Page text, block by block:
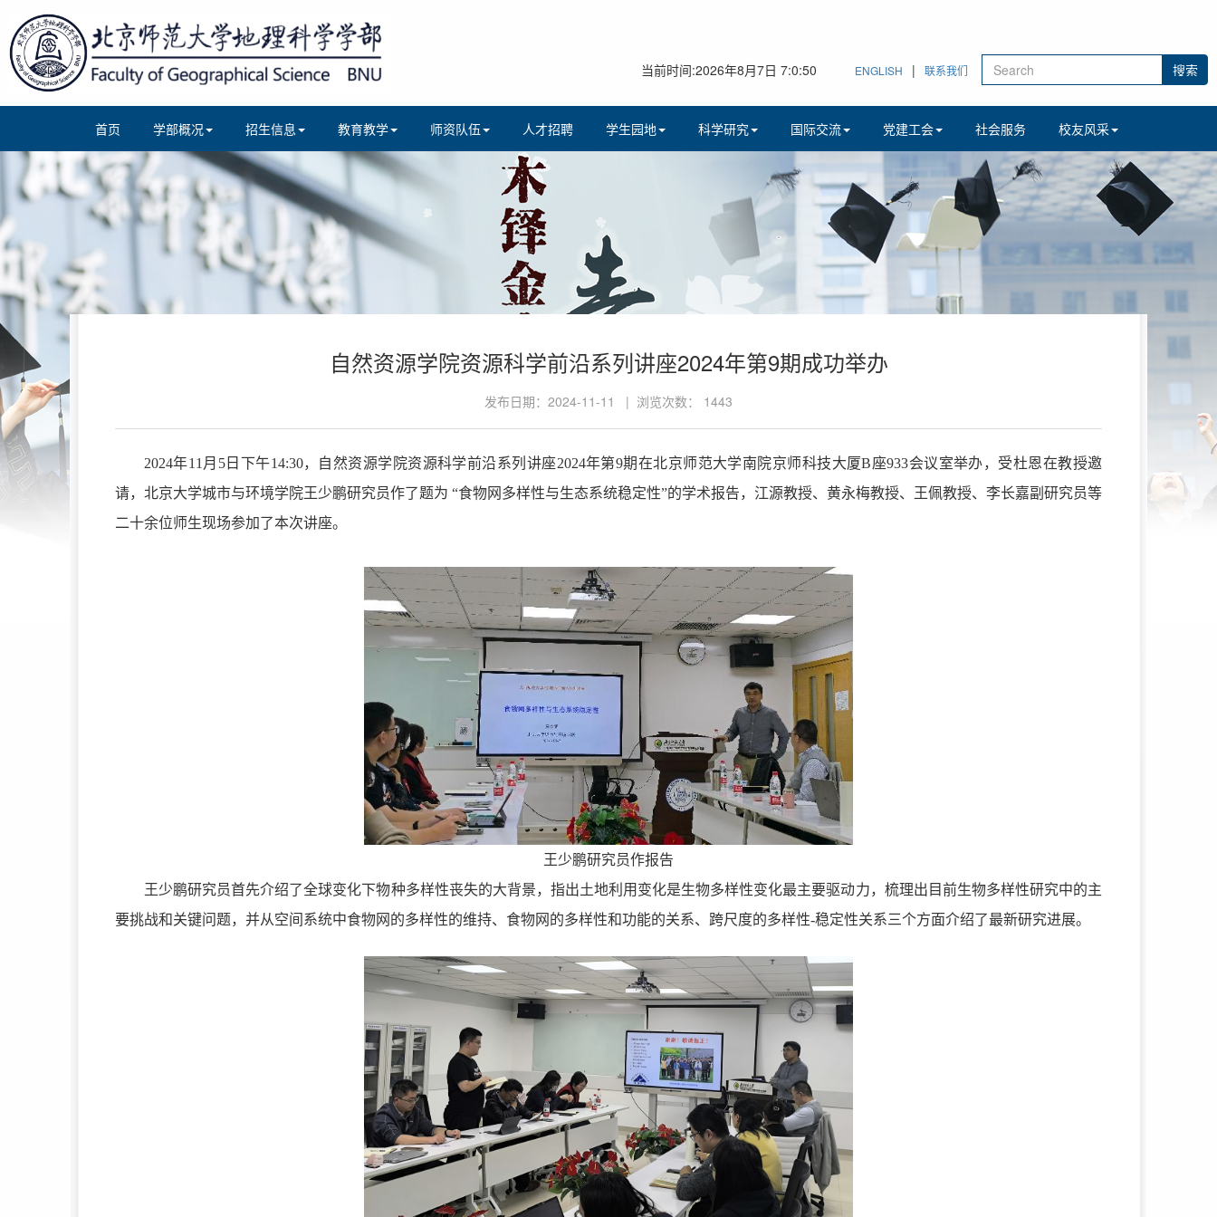
当前时间:2026年8月7日 7:0:51 ENGLISH | 联系我们
首页 学部概况 招生信息 教育教学 师资队伍 人才招聘 学生园地 科学研究 国际交流 党建工会 社会服务 校友风采
自然资源学院资源科学前沿系列讲座2024年第9期成功举办
发布日期：2024-11-11 | 浏览次数： 1443
2024年11 月 5日下午14:30，自然资源学院资源科学前沿系列讲座2024年第9期在北京师范大学南院京师科技大厦B座933会议室举办，受杜恩在教授邀
请， 北京大学城市与环境学院王少鹏研究员作了题为 “食物网多样性与生态系统稳定性”的学术报告，江源教授、黄永梅教授、 王佩教授、 李长嘉副研究员等
二十余位师生现场参加了本次讲座。
王少鹏研究员作报告
王少鹏研究员首先介绍了全球变化下物种多样性丧失的大背景，指出土地利用变化是生物多样性变化最主要驱动力，梳理出目前生物多样性研究中的主
要挑战和关键问题，并从空间系统中食物网 的多样性的维持、食物网的多样性和功能的关系、跨尺度的多样性-稳定性关系三个方面介绍了最新研究进展。